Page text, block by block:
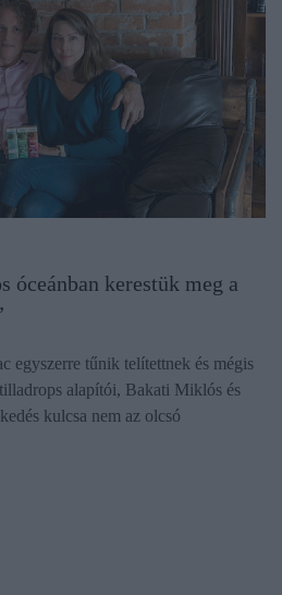
óceánban kerestük meg a
egyszerre tűnik telítettnek és mégis
alapítói, Bakati Miklós és
kulcsa nem az olcsó